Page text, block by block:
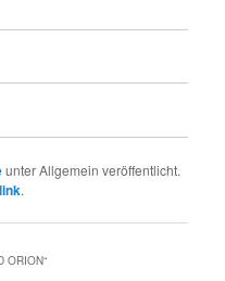
unter Allgemein veröffentlicht.
.
ORION“